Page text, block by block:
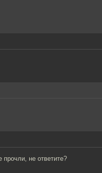
не ответите?